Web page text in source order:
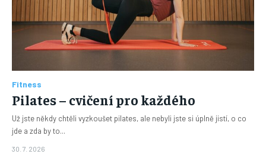
Fitness
Pilates – cvičení pro každého
Už jste někdy chtěli vyzkoušet pilates, ale nebyli jste si úplně jistí, o co
jde a zda by to...
30. 7. 2026